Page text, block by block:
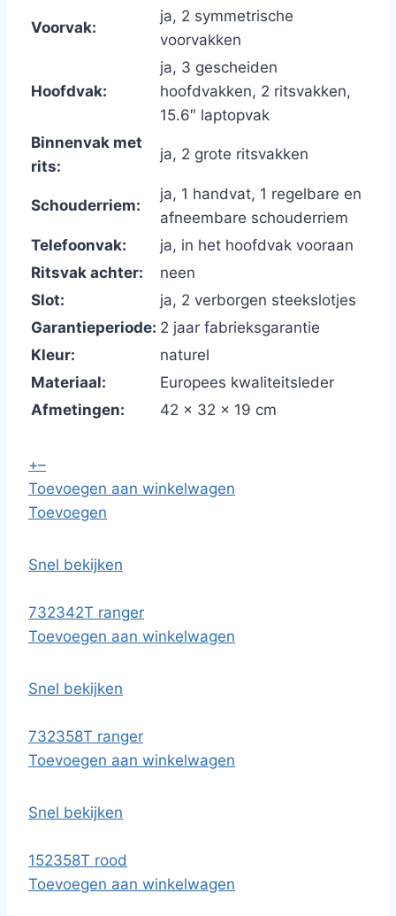
Voorvak:
ja, 2 symmetrische
voorvakken
Hoofdvak:
ja, 3 gescheiden
hoofdvakken, 2 ritsvakken,
15.6″ laptopvak
Binnenvak met
rits:
ja, 2 grote ritsvakken
Schouderriem:
ja, 1 handvat, 1 regelbare en
afneembare schouderriem
Telefoonvak:
ja, in het hoofdvak vooraan
Ritsvak achter:
neen
Slot:
ja, 2 verborgen steekslotjes
Garantieperiode: 2 jaar fabrieksgarantie
Kleur:
naturel
Materiaal:
Europees kwaliteitsleder
Afmetingen:
42 x 32 x 19 cm
+–
Toevoegen aan winkelwagen
Toevoegen
Snel bekijken
732342T ranger
Toevoegen aan winkelwagen
Snel bekijken
732358T ranger
Toevoegen aan winkelwagen
Snel bekijken
152358T rood
Toevoegen aan winkelwagen